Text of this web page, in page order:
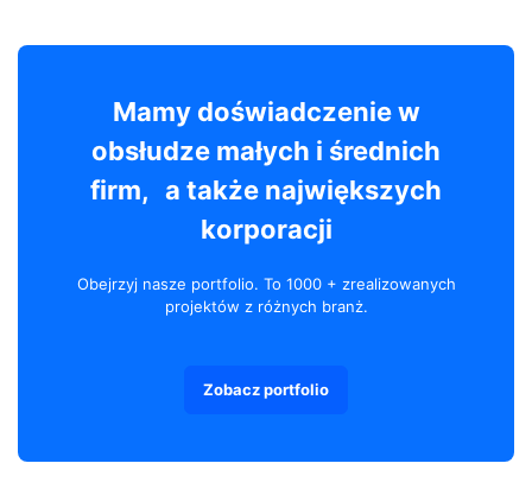
Mamy doświadczenie w
obsłudze małych i średnich
firm, a także największych
korporacji
Obejrzyj nasze portfolio. To 1000 + zrealizowanych
projektów z różnych branż.
Zobacz portfolio